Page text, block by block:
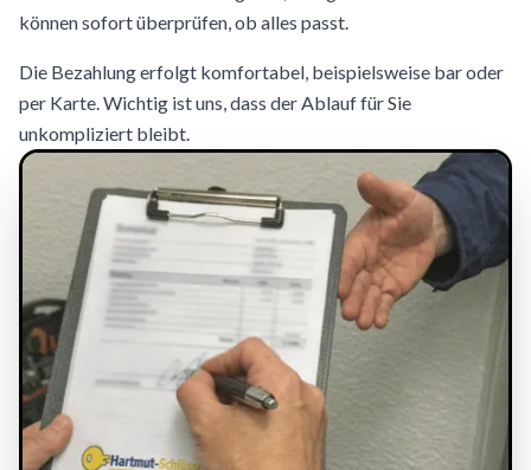
können sofort überprüfen, ob alles passt.
Die Bezahlung erfolgt komfortabel, beispielsweise bar oder
per Karte. Wichtig ist uns, dass der Ablauf für Sie
unkompliziert bleibt.